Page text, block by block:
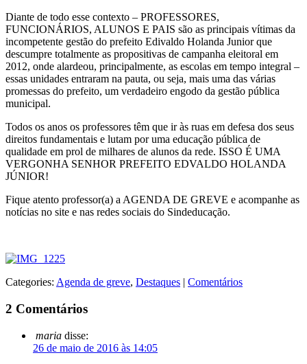
Diante de todo esse contexto – PROFESSORES,
FUNCIONÁRIOS, ALUNOS E PAIS são as principais vítimas da
incompetente gestão do prefeito Edivaldo Holanda Junior que
descumpre totalmente as propositivas de campanha eleitoral em
2012, onde alardeou, principalmente, as escolas em tempo integral –
essas unidades entraram na pauta, ou seja, mais uma das várias
promessas do prefeito, um verdadeiro engodo da gestão pública
municipal.
Todos os anos os professores têm que ir às ruas em defesa dos seus
direitos fundamentais e lutam por uma educação pública de
qualidade em prol de milhares de alunos da rede. ISSO É UMA
VERGONHA SENHOR PREFEITO EDVALDO HOLANDA
JÚNIOR!
Fique atento professor(a) a AGENDA DE GREVE e acompanhe as
notícias no site e nas redes sociais do Sindeducação.
Categories: Agenda de greve, Destaques | Comentários
2 Comentários
maria disse:
26 de maio de 2016 às 14:05